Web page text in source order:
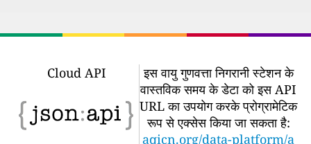
Cloud API
इस वायु गुणवत्ता निगरानी स्टेशन के
वास्तविक समय के डेटा को इस API
URL का उपयोग करके प्रोग्रामेटिक
रूप से एक्सेस किया जा सकता है:
aqicn.org/data-platform/a